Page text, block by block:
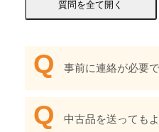
事前に連絡が必要
中古品を送っても